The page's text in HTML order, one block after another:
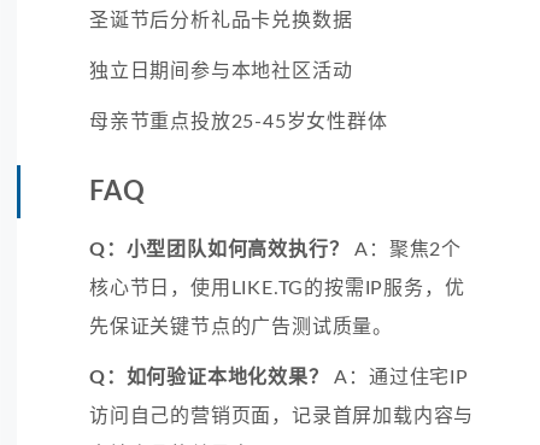
圣诞节后分析礼品卡兑换数据
独立日期间参与本地社区活动
母亲节重点投放25-45岁女性群体
FAQ
Q：小型团队如何高效执行？
A：聚焦2个
核心节日，使用LIKE.TG的按需IP服务，优
先保证关键节点的广告测试质量。
Q：如何验证本地化效果？
A：通过住宅IP
访问自己的营销页面，记录首屏加载内容与